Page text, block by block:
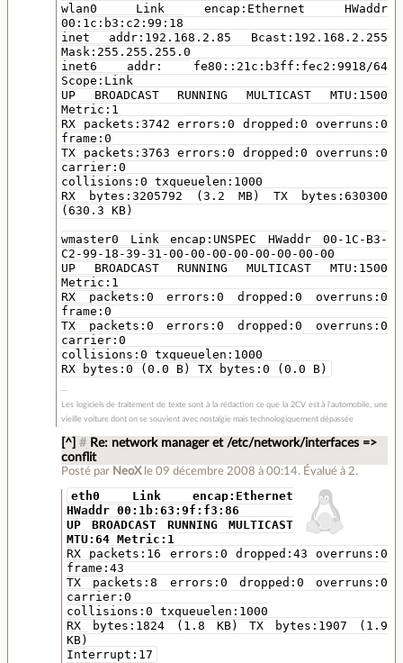
wlan0 Link encap:Ethernet HWaddr
00:1c:b3:c2:99:18
inet addr:192.168.2.85 Bcast:192.168.2.255
Mask:255.255.255.0
inet6 addr: fe80::21c:b3ff:fec2:9918/64
Scope:Link
UP BROADCAST RUNNING MULTICAST MTU:1500
Metric:1
RX packets:3742 errors:0 dropped:0 overruns:0
frame:0
TX packets:3763 errors:0 dropped:0 overruns:0
carrier:0
collisions:0 txqueuelen:1000
RX bytes:3205792 (3.2 MB) TX bytes:630300
(630.3 KB)
wmaster0 Link encap:UNSPEC HWaddr 00-1C-B3-
C2-99-18-39-31-00-00-00-00-00-00-00-00
UP BROADCAST RUNNING MULTICAST MTU:1500
Metric:1
RX packets:0 errors:0 dropped:0 overruns:0
frame:0
TX packets:0 errors:0 dropped:0 overruns:0
carrier:0
collisions:0 txqueuelen:1000
RX bytes:0 (0.0 B) TX bytes:0 (0.0 B)
Les logiciels de traitement de texte sont à la rédaction ce que la 2CV est à l'automobile, une
vieille voiture dont on se souvient avec nostalgie mais technologiquement dépassée
[^] # Re: network manager et /etc/network/interfaces =>
conflit
Posté par NeoX le 09 décembre 2008 à 00:14. Évalué à 2.
eth0 Link encap:Ethernet
HWaddr 00:1b:63:9f:f3:86
UP BROADCAST RUNNING MULTICAST
MTU:64 Metric:1
RX packets:16 errors:0 dropped:43 overruns:0
frame:43
TX packets:8 errors:0 dropped:0 overruns:0
carrier:0
collisions:0 txqueuelen:1000
RX bytes:1824 (1.8 KB) TX bytes:1907 (1.9
KB)
Interrupt:17